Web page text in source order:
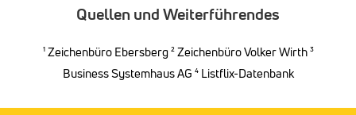
Quellen und Weiterführendes
¹Zeichenbüro Ebersberg²Zeichenbüro Volker Wirth³
Business Systemhaus AG⁴ Listflix-Datenbank